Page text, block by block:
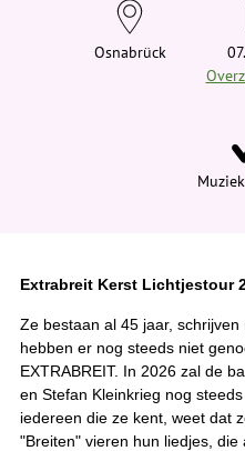
e
Osnabrück
Extrabreit Kerst Lichtjestour
Ze bestaan al 45 jaar,
hebben er nog steeds niet
EXTRABREIT. In 2026 zal de
en Stefan Kleinkrieg nog
iedereen die ze kent, weet dat
"Breiten" vieren hun liedjes,